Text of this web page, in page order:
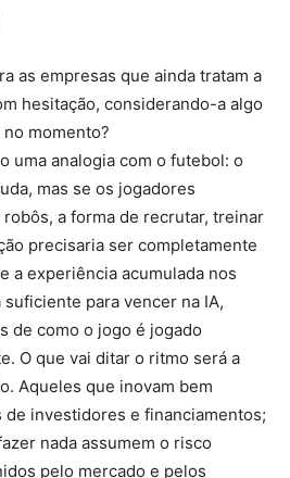
as empresas que ainda tratam a
hesitação, considerando-a algo
momento?
uma analogia com o futebol: o
mas se os jogadores
a forma de recrutar, treinar
precisaria ser completamente
a experiência acumulada nos
para vencer na IA,
de como o jogo é jogado
O que vai ditar o ritmo será a
Aqueles que inovam bem
investidores e financiamentos;
nada assumem o risco
pelo mercado e pelos